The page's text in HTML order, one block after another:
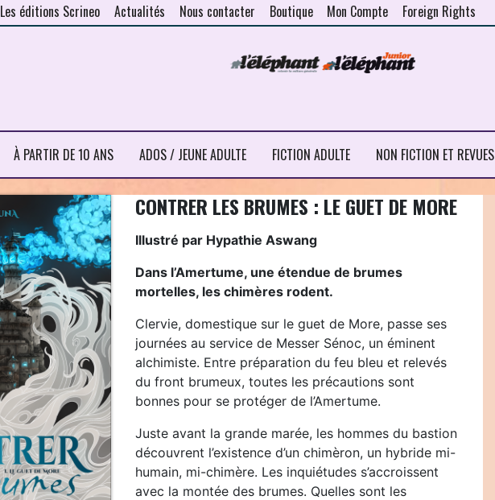
Les éditions Scrineo Actualités Nous contacter Boutique Mon Compte Foreign Rights
À PARTIR DE 10 ANS ADOS / JEUNE ADULTE FICTION ADULTE NON FICTION ET REVUES
CONTRER LES BRUMES : LE GUET DE MORE
Illustré par Hypathie Aswang
Dans l’Amertume, une étendue de brumes
mortelles, les chimères rodent.
Clervie, domestique sur le guet de More, passe ses
journées au service de Messer Sénoc, un éminent
alchimiste. Entre préparation du feu bleu et relevés
du front brumeux, toutes les précautions sont
bonnes pour se protéger de l’Amertume.
Juste avant la grande marée, les hommes du bastion
découvrent l’existence d’un chimèron, un hybride mi-
humain, mi-chimère. Les inquiétudes s’accroissent
avec la montée des brumes. Quelles sont les